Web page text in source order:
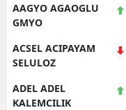
AAGYO AGAOGLU
GMYO
ACSEL ACIPAYAM
SELULOZ
ADEL ADEL
KALEMCILIK